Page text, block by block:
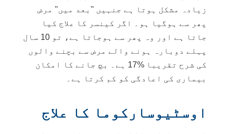
زیادہ مشکل ہوتا ہے جنہیں "بعد میں" مرض
پھر سے ہوگیا ہو۔ اگر کینسر کا علاج کیا
جاتا ہے اور وہ پھر سے ہوجاتا ہے، تو 10 سال
پہلے دوبارہ ہونے والے مرض سے بچنے والوں
کی شرح تقریبا %17 ہے۔ بچ جانے کا امکان
بیماری کی اعادگی کو کم کرتا ہے۔
اوسٹیوسارکوما کا علاج